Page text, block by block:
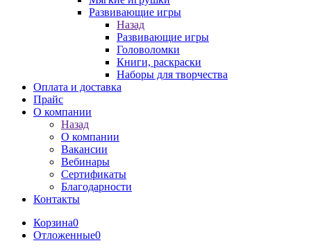
Развивающие игры
Назад
Развивающие игры
Головоломки
Книги, раскраски
Наборы для творчества
Оплата и доставка
Прайс
О компании
Назад
О компании
Вакансии
Вебинары
Сертификаты
Благодарности
Контакты
Корзина0
Отложенные0